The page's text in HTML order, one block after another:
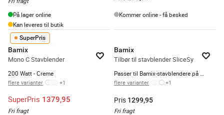
På lager online
Kan leveres til butik
Kommer online - få besked
SuperPris
Bamix
Mono C Stavblender
200 Watt - Creme
flere varianter +1
SuperPris 1379,95
Fri fragt
Bamix
Tilbør til stavblender SliceSy
flere varianter +1
Pris 1299,95
Fri fragt